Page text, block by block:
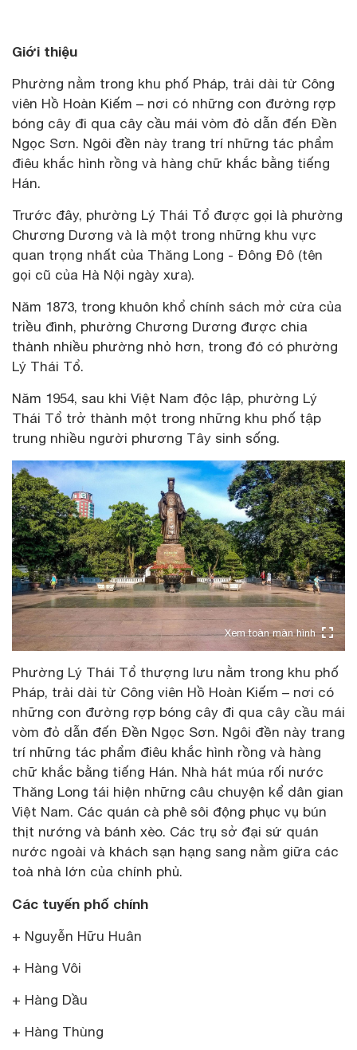
Giới thiệu
Phường nằm trong khu phố Pháp, trải dài từ Công
viên Hồ Hoàn Kiếm – nơi có những con đường rợp
bóng cây đi qua cây cầu mái vòm đỏ dẫn đến Đền
Ngọc Sơn. Ngôi đền này trang trí những tác phẩm
điêu khắc hình rồng và hàng chữ khắc bằng tiếng
Hán.
Trước đây, phường Lý Thái Tổ được gọi là phường
Chương Dương và là một trong những khu vực
quan trọng nhất của Thăng Long - Đông Đô (tên
gọi cũ của Hà Nội ngày xưa).
Năm 1873, trong khuôn khổ chính sách mở cửa của
triều đình, phường Chương Dương được chia
thành nhiều phường nhỏ hơn, trong đó có phường
Lý Thái Tổ.
Năm 1954, sau khi Việt Nam độc lập, phường Lý
Thái Tổ trở thành một trong những khu phố tập
trung nhiều người phương Tây sinh sống.
Xem toàn màn hình
Phường Lý Thái Tổ thượng lưu nằm trong khu phố
Pháp, trải dài từ Công viên Hồ Hoàn Kiếm – nơi có
những con đường rợp bóng cây đi qua cây cầu mái
vòm đỏ dẫn đến Đền Ngọc Sơn. Ngôi đền này trang
trí những tác phẩm điêu khắc hình rồng và hàng
chữ khắc bằng tiếng Hán. Nhà hát múa rối nước
Thăng Long tái hiện những câu chuyện kể dân gian
Việt Nam. Các quán cà phê sôi động phục vụ bún
thịt nướng và bánh xèo. Các trụ sở đại sứ quán
nước ngoài và khách sạn hạng sang nằm giữa các
toà nhà lớn của chính phủ.
Các tuyến phố chính
+ Nguyễn Hữu Huân
+ Hàng Vôi
+ Hàng Dầu
+ Hàng Thùng